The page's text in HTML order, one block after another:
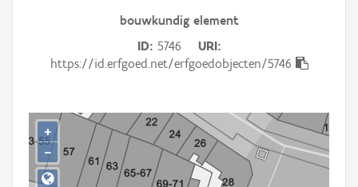
Persoon of collectief
Hergebruik
Aanmelden
bouwkundig element
ID 5746
URI
https://id.erfgoed.net/erfgoedobjecten/5746
+
−